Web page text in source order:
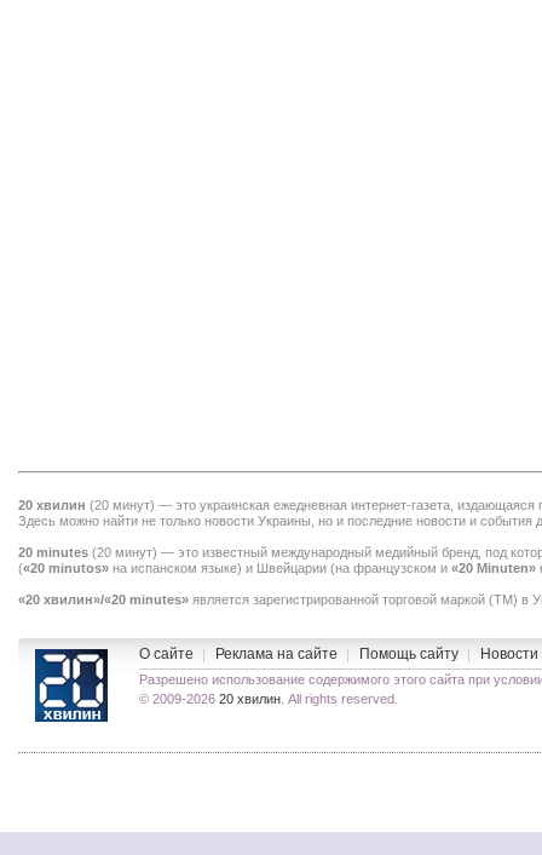
20 хвилин (20 минут) — это украинская ежедневная интернет-газета,
Здесь можно найти не только новости Украины , но и последние новости и
20 minutes (20 минут) — это известный международный медийный бренд, под
(«20 minutos» на испанском языке) и Швейцарии (на французском и «20 Minuten»
«20 хвилин»/«20 minutes» является зарегистрированной торговой маркой (TM)
O сайте Реклама на сайте Помощь сайту Новости
Разрешено использование содержимого этого сайта при
© 2009-2026 20 хвилин . All rights reserved.